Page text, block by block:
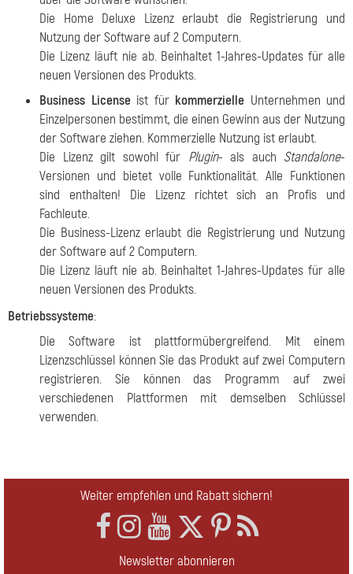
Die Home Deluxe Lizenz erlaubt die Registrierung und
Nutzung der Software auf 2 Computern.
Die Lizenz läuft nie ab. Beinhaltet 1-Jahres-Updates für alle
neuen Versionen des Produkts.
Business Licenseist für kommerzielle Unternehmen und
Einzelpersonen bestimmt, die einen Gewinn aus der Nutzung
der Software ziehen. Kommerzielle Nutzung ist erlaubt.
Die Lizenz gilt sowohl für Plugin- als auch Standalone-
Versionen und bietet volle Funktionalität. Alle Funktionen
sind enthalten! Die Lizenz richtet sich an Profis und
Fachleute.
Die Business-Lizenz erlaubt die Registrierung und Nutzung
der Software auf 2 Computern.
Die Lizenz läuft nie ab. Beinhaltet 1-Jahres-Updates für alle
neuen Versionen des Produkts.
Betriebssysteme:
Die Software ist plattformübergreifend. Mit einem
Lizenzschlüssel können Sie das Produkt auf zwei Computern
registrieren. Sie können das Programm auf zwei
verschiedenen Plattformen mit demselben Schlüssel
verwenden.
Weiter empfehlen und Rabatt sichern!
Newsletter abonnieren